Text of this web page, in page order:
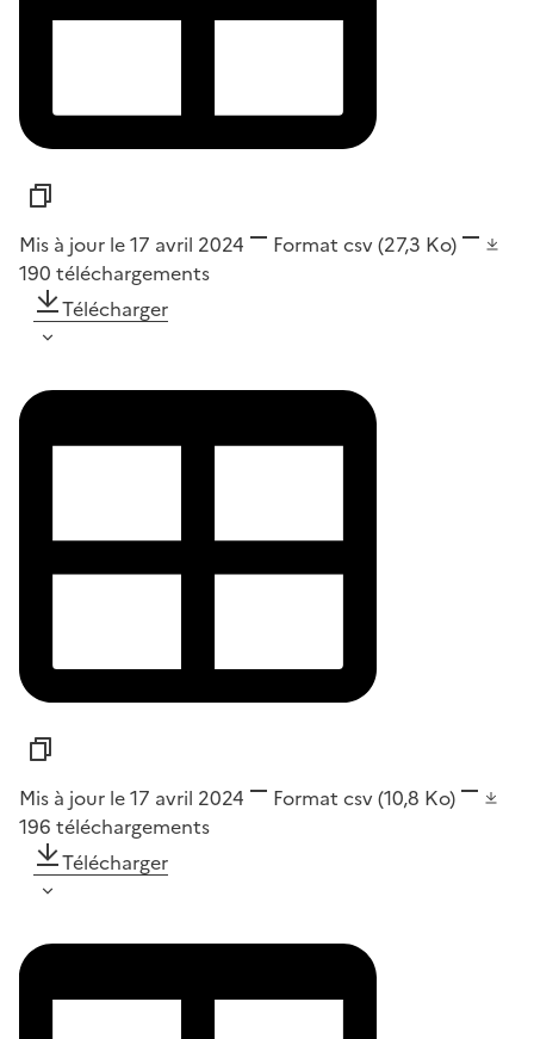
Mis à jour le 17 avril 2024 Format csv(27,3 Ko)
190 téléchargements
Télécharger
Mis à jour le 17 avril 2024 Format csv(10,8 Ko)
196 téléchargements
Télécharger